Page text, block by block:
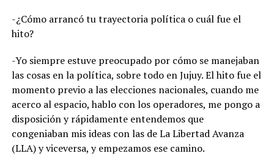
-¿Cómo arrancó tu trayectoria política o cuál fue el
hito?
-Yo siempre estuve preocupado por cómo se manejaban
las cosas en la política, sobre todo en Jujuy. El hito fue el
momento previo a las elecciones nacionales, cuando me
acerco al espacio, hablo con los operadores, me pongo a
disposición y rápidamente entendemos que
congeniaban mis ideas con las de La Libertad Avanza
(LLA) y viceversa, y empezamos ese camino.